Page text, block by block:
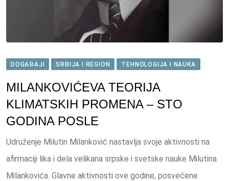
DOGAĐAJI SRBIJA I REGION TEHNOLOGIJA I NAUKA
MILANKOVIĆEVA TEORIJA
KLIMATSKIH PROMENA – STO
GODINA POSLE
Udruženje Milutin Milanković nastavlja svoje aktivnosti na
afirmaciji lika i dela velikana srpske i svetske nauke Milutina
Milankovića. Glavne aktivnosti ove godine, posvećene